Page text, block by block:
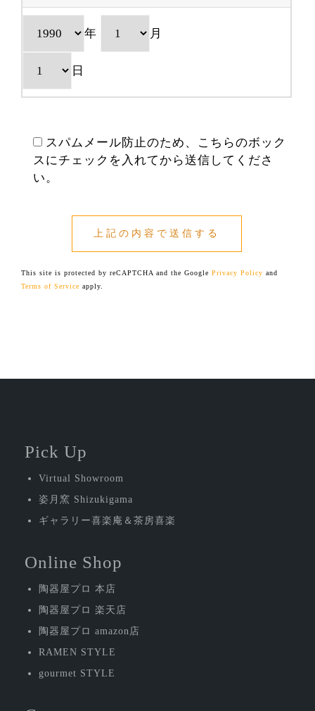
年 月
日
スパムメール防止のため、こちらのボック
スにチェックを入れてから送信してくださ
い。
This site is protected by reCAPTCHA and the GooglePrivacy Policy and
Terms of Service apply.
Pick Up
Virtual Showroom
姿月窯 Shizukigama
ギャラリー喜楽庵＆茶房喜楽
Online Shop
陶器屋プロ 本店
陶器屋プロ 楽天店
陶器屋プロ amazon店
RAMEN STYLE
gourmet STYLE